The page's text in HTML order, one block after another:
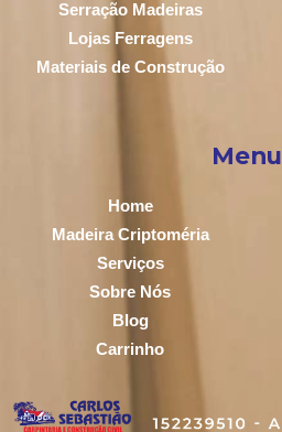
Serração Madeiras
Lojas Ferragens
Materiais de Construção
Menu
Home
Madeira Criptoméria
Serviços
Sobre Nós
Blog
Carrinho